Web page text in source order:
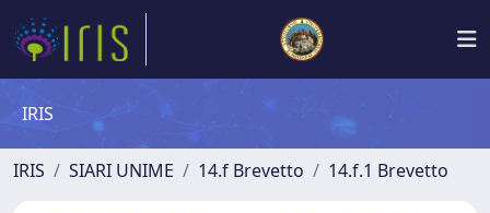
IRIS
IRIS SIARI UNIME 14.f Brevetto 14.f.1 Brevetto